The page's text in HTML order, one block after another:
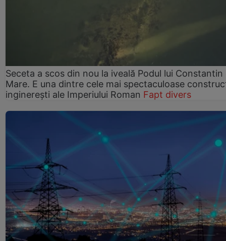
Seceta a scos din nou la iveală Podul lui Constantin
Mare. E una dintre cele mai spectaculoase
inginerești ale Imperiului Roman Fapt divers